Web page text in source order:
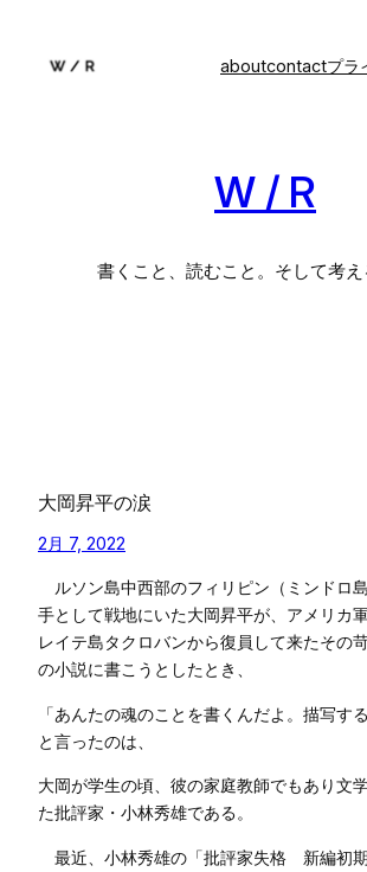
aboutcontactプラ
W / R
書くこと、読むこと。そして考え
大岡昇平の涙
2月 7, 2022
ルソン島中西部のフィリピン（ミンドロ
手として戦地にいた大岡昇平が、アメリカ
レイテ島タクロバンから復員して来たその
の小説に書こうとしたとき、
「あんたの魂のことを書くんだよ。描写す
と言ったのは、
大岡が学生の頃、彼の家庭教師でもあり文
た批評家・小林秀雄である。
最近、小林秀雄の「批評家失格 新編初